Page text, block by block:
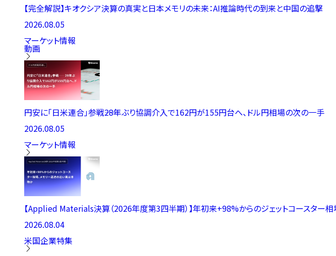
【完全解説】キオクシア決算の真実と日本メモリの未来：AI推論時代の到来と中国の追撃
2026.08.05
マーケット情報
動画
円安に「日米連合」参戦――28年ぶり協調介入で162円が155円台へ、ドル円相場の次の一手
2026.08.05
マーケット情報
【Applied Materials決算（2026年度第3四半期）】年初来+98%からのジェットコースター
2026.08.04
米国企業特集